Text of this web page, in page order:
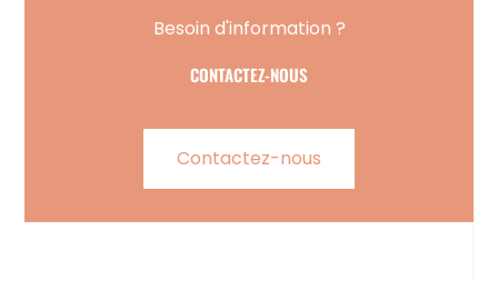
Besoin d'information ?
CONTACTEZ-NOUS
Contactez-nous